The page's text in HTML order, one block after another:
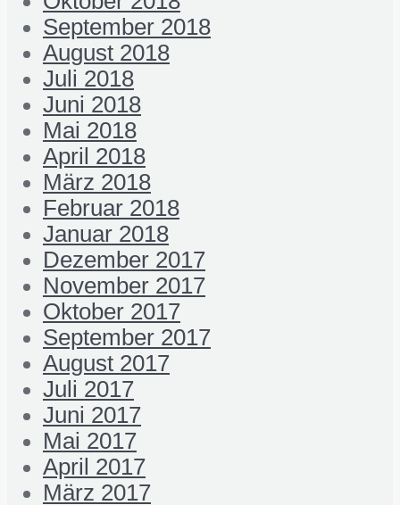
September 2018
August 2018
Juli 2018
Juni 2018
Mai 2018
April 2018
März 2018
Februar 2018
Januar 2018
Dezember 2017
November 2017
Oktober 2017
September 2017
August 2017
Juli 2017
Juni 2017
Mai 2017
April 2017
März 2017